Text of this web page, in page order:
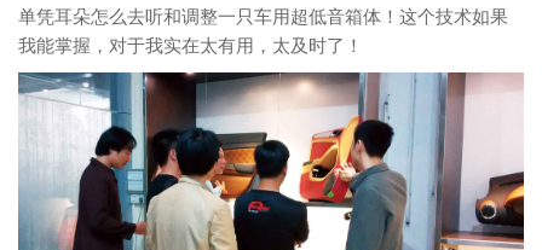
单凭耳朵怎么去听和调整一只车用超低音箱体！这个技术如果
我能掌握，对于我实在太有用，太及时了！